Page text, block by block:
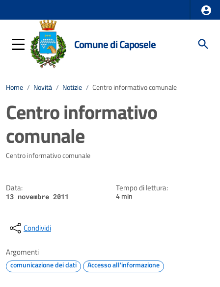
Comune di Caposele
Home / Novità / Notizie / Centro informativo comunale
Centro informativo
comunale
Dettagli della notizia
Centro informativo comunale
Data:
13 novembre 2011
Tempo di lettura:
4 min
Condividi
Argomenti
comunicazione dei dati Accesso all'informazione